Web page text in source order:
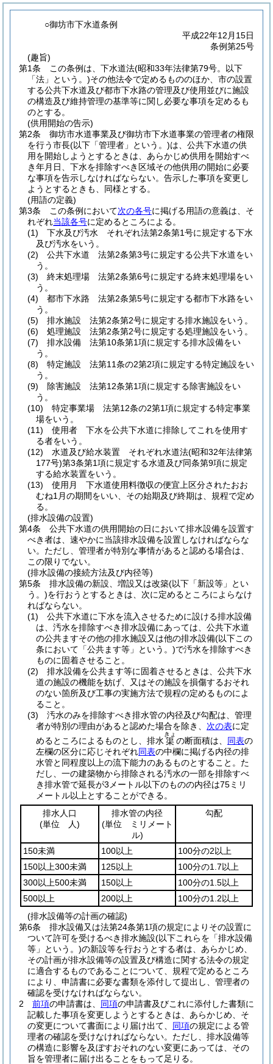
○御坊市下水道条例
平成22年12月15日
条例第25号
(趣旨)
第1条
この条例は、下水道法(昭和33年法律第79号。以下
「法」という。)その他法令で定めるもののほか、市の設置
する公共下水道及び都市下水路の管理及び使用並びに施設
の構造及び維持管理の基準等に関し必要な事項を定めるも
のとする。
(供用開始の告示)
第2条
御坊市水道事業及び御坊市下水道事業の管理者の権限
を行う市長(以下「管理者」という。)は、公共下水道の供
用を開始しようとするときは、あらかじめ供用を開始すべ
き年月日、下水を排除すべき区域その他供用の開始に必要
な事項を告示しなければならない。 告示した事項を変更し
ようとするときも、同様とする。
(用語の定義)
第3条
この条例において次の各号に掲げる用語の意義は、そ
れぞれ当該各号に定めるところによる。
(1)
下水及び汚水 それぞれ法第2条第1号に規定する下水
及び汚水をいう。
(2)
公共下水道 法第2条第3号に規定する公共下水道をい
う。
(3)
終末処理場 法第2条第6号に規定する終末処理場をい
う。
(4)
都市下水路 法第2条第5号に規定する都市下水路をい
う。
(5)
排水施設 法第2条第2号に規定する排水施設をいう。
(6)
処理施設 法第2条第2号に規定する処理施設をいう。
(7)
排水設備 法第10条第1項に規定する排水設備をい
う。
(8)
特定施設 法第11条の2第2項に規定する特定施設をい
う。
(9)
除害施設 法第12条第1項に規定する除害施設をい
う。
(10)
特定事業場 法第12条の2第1項に規定する特定事業
場をいう。
(11)
使用者 下水を公共下水道に排除してこれを使用す
る者をいう。
(12)
水道及び給水装置 それぞれ水道法(昭和32年法律第
177号)第3条第1項に規定する水道及び同条第9項に規定
する給水装置をいう。
(13)
使用月 下水道使用料徴収の便宜上区分されたおお
むね1月の期間をいい、その始期及び終期は、規程で定め
る。
(排水設備の設置)
第4条
公共下水道の供用開始の日において排水設備を設置す
べき者は、速やかに当該排水設備を設置しなければならな
い。 ただし、管理者が特別な事情があると認める場合は、
この限りでない。
(排水設備の接続方法及び内径等)
第5条
排水設備の新設、増設又は改築(以下「新設等」とい
う。)を行おうとするときは、次に定めるところによらなけ
ればならない。
(1)
公共下水道に下水を流入させるために設ける排水設備
は、汚水を排除すべき排水設備にあっては、公共下水道
の公共ますその他の排水施設又は他の排水設備(以下この
条において「公共ます等」という。)で汚水を排除すべき
ものに固着させること。
(2)
排水設備を公共ます等に固着させるときは、公共下水
道の施設の機能を妨げ、又はその施設を損傷するおそれ
のない箇所及び工事の実施方法で規程の定めるものによ
ること。
(3)
汚水のみを排除すべき排水管の内径及び勾配は、管理
者が特別の理由があると認めた場合を除き、 次の表に定
めるところによるものとし、排水 渠
きょ
の断面積は、 同表の
左欄の区分に応じそれぞれ同表の中欄に掲げる内径の排
水管と同程度以上の流下能力のあるものとすること。 た
だし、一の建築物から排除される汚水の一部を排除すべ
き排水管で延長が3メートル以下のものの内径は75ミリ
メートル以上とすることができる。
排水人口
(単位 人)
排水管の内径
(単位 ミリメート
ル)
勾配
150未満 100以上
100分の2以上
150以上300未満
125以上
100分の1.7以上
300以上500未満
150以上
100分の1.5以上
500以上
200以上
100分の1.2以上
(排水設備等の計画の確認)
第6条
排水設備又は法第24条第1項の規定によりその設置に
ついて許可を受けるべき排水施設(以下これらを「排水設備
等」という。)の新設等を行おうとする者は、あらかじめ、
その計画が排水設備等の設置及び構造に関する法令の規定
に適合するものであることについて、規程で定めるところ
により、申請書に必要な書類を添付して提出し、管理者の
確認を受けなければならない。
2
前項の申請書は、 同項の申請書及びこれに添付した書類に
記載した事項を変更しようとするときは、あらかじめ、そ
の変更について書面により届け出て、 同項の規定による管
理者の確認を受けなければならない。 ただし、排水設備等
の構造に影響を及ぼすおそれのない変更にあっては、その
旨を管理者に届け出ることをもって足りる。